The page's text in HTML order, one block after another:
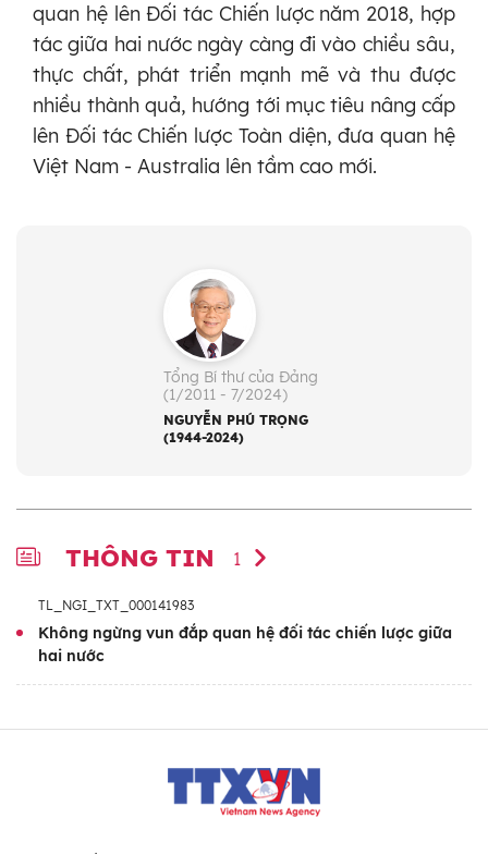
quan hệ lên Ðối tác Chiến lược năm 2018, hợp
tác giữa hai nước ngày càng đi vào chiều sâu,
thực chất, phát triển mạnh mẽ và thu được
nhiều thành quả, hướng tới mục tiêu nâng cấp
lên Đối tác Chiến lược Toàn diện, đưa quan hệ
Việt Nam - Australia lên tầm cao mới.
Tổng Bí thư của Đảng
(1/2011 - 7/2024)
NGUYỄN PHÚ TRỌNG
(1944-2024)
THÔNG TIN 1
TL_NGI_TXT_000141983
Không ngừng vun đắp quan hệ đối tác chiến lược giữa
hai nước